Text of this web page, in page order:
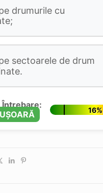
drumurile cu
sectoarele de drum
16%